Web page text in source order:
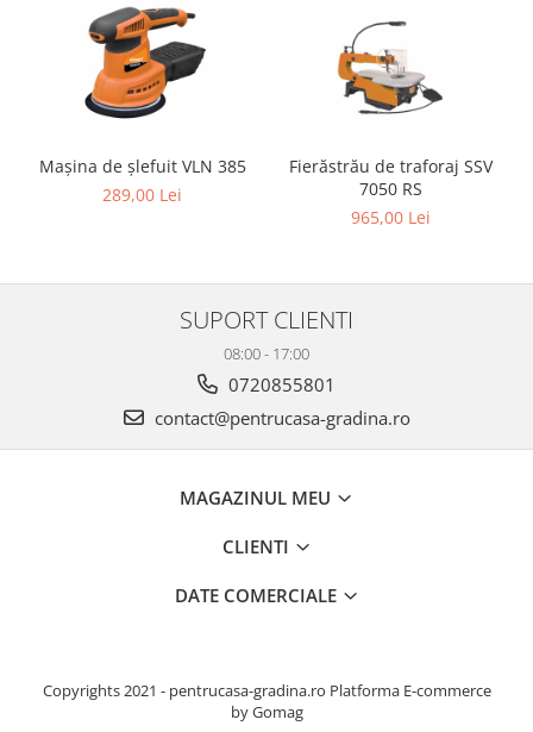
Mașina de șlefuit VLN 385
289,00 Lei
Fierăstrău de traforaj SSV
7050 RS
965,00 Lei
SUPORT CLIENTI
08:00 - 17:00
0720855801
contact@pentrucasa-gradina.ro
MAGAZINUL MEU
CLIENTI
DATE COMERCIALE
Copyrights 2021 - pentrucasa-gradina.ro Platforma E-commerce
by Gomag